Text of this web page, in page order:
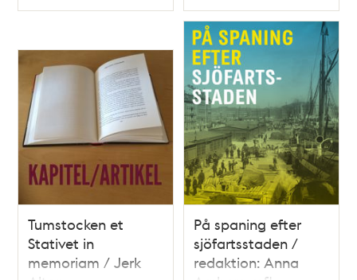
Typ Typ
Tumstocken et
Stativet in
memoriam / Jerk
På spaning efter
sjöfartsstaden /
redaktion: Anna